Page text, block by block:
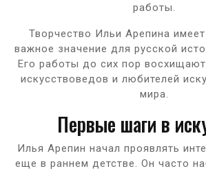
работы.
Творчество Ильи Арепина
важное значение для русской
Его работы до сих пор
искусствоведов и любителей
мира.
Первые шаги в
Илья Арепин начал проявлять
еще в раннем детстве. Он часто